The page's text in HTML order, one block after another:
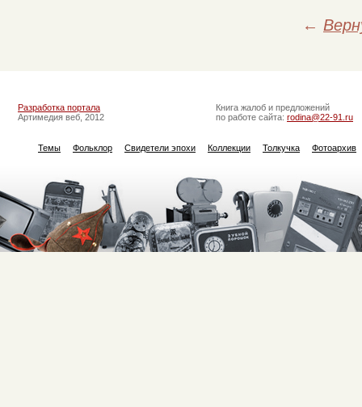
←
Разработка портала
Артимедия веб, 2012
Книга жалоб и предложений
по работе сайта: rodina@22-91.ru
Темы Фольклор Свидетели эпохи Коллекции Толкучка Фотоархив